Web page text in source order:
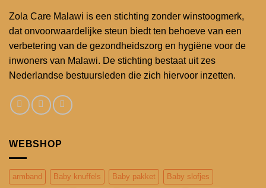
Zola Care Malawi is een stichting zonder winstoogmerk,
dat onvoorwaardelijke steun biedt ten behoeve van een
verbetering van de gezondheidszorg en hygiëne voor de
inwoners van Malawi. De stichting bestaat uit zes
Nederlandse bestuursleden die zich hiervoor inzetten.
WEBSHOP
armband Baby knuffels Baby pakket Baby slofjes